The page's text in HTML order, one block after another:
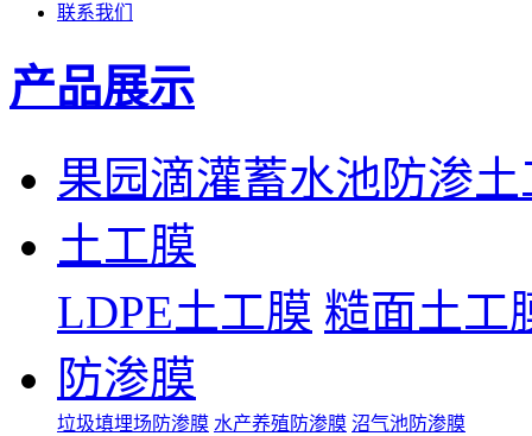
联系我们
产品展示
果园滴灌蓄水池防渗土
土工膜
LDPE土工膜 糙面土工
防渗膜
垃圾填埋场防渗膜 水产养殖防渗膜 沼气池防渗膜